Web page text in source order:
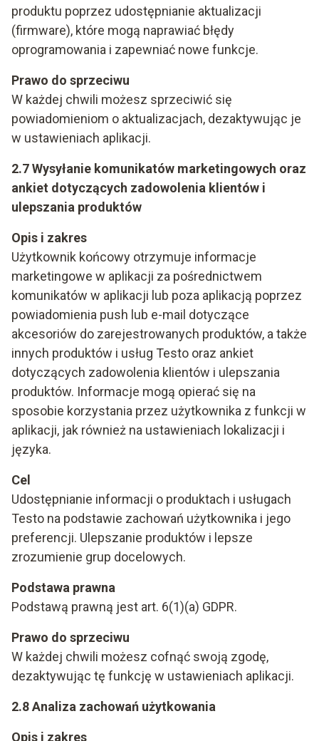
produktu poprzez udostępnianie aktualizacji
(firmware), które mogą naprawiać błędy
oprogramowania i zapewniać nowe funkcje.
Prawo do sprzeciwu
W każdej chwili możesz sprzeciwić się
powiadomieniom o aktualizacjach, dezaktywując je
w ustawieniach aplikacji.
2.7 Wysyłanie komunikatów marketingowych oraz
ankiet dotyczących zadowolenia klientów i
ulepszania produktów
Opis i zakres
Użytkownik końcowy otrzymuje informacje
marketingowe w aplikacji za pośrednictwem
komunikatów w aplikacji lub poza aplikacją poprzez
powiadomienia push lub e-mail dotyczące
akcesoriów do zarejestrowanych produktów, a także
innych produktów i usług Testo oraz ankiet
dotyczących zadowolenia klientów i ulepszania
produktów. Informacje mogą opierać się na
sposobie korzystania przez użytkownika z funkcji w
aplikacji, jak również na ustawieniach lokalizacji i
języka.
Cel
Udostępnianie informacji o produktach i usługach
Testo na podstawie zachowań użytkownika i jego
preferencji. Ulepszanie produktów i lepsze
zrozumienie grup docelowych.
Podstawa prawna
Podstawą prawną jest art. 6(1)(a) GDPR.
Prawo do sprzeciwu
W każdej chwili możesz cofnąć swoją zgodę,
dezaktywując tę funkcję w ustawieniach aplikacji.
2.8 Analiza zachowań użytkowania
Opis i zakres